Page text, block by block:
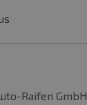
Raifen GmbH